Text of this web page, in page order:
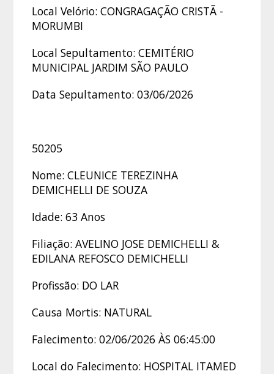
Local Velório: CONGRAGAÇÃO CRISTÃ -
MORUMBI
Local Sepultamento: CEMITÉRIO
MUNICIPAL JARDIM SÃO PAULO
Data Sepultamento: 03/06/2026
50205
Nome: CLEUNICE TEREZINHA
DEMICHELLI DE SOUZA
Idade: 63 Anos
Filiação: AVELINO JOSE DEMICHELLI &
EDILANA REFOSCO DEMICHELLI
Profissão: DO LAR
Causa Mortis: NATURAL
Falecimento: 02/06/2026 ÀS 06:45:00
Local do Falecimento: HOSPITAL ITAMED